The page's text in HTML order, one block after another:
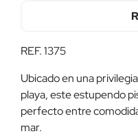
REF. 1375
Ubicado en una
playa, este estupendo
perfecto entre
mar.